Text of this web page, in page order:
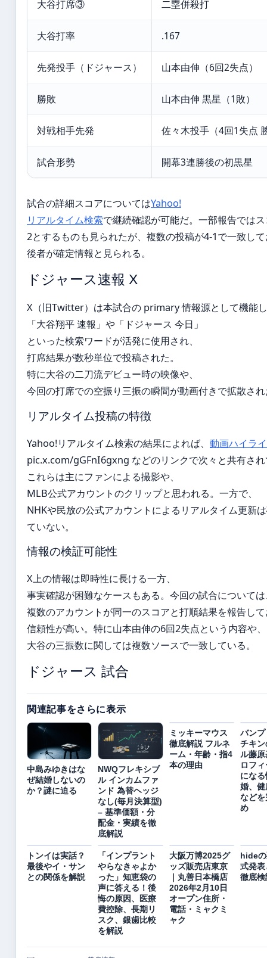
大谷打席③ 二塁併殺打
大谷打率 .167
先発投手（ドジャース） 山本由伸（6回2失点）
勝敗 山本由伸 黒星（1敗）
対戦相手先発 佐々木投手（4回1失点
試合形勢 開幕3連勝後の初黒星
試合の詳細スコアについてはYahoo!
リアルタイム検索で継続確認が可能だ。一部報告では
2とするものも見られたが、複数の投稿が4-1で一致し
後者が確定情報と見られる。
ドジャース速報 X
X（旧Twitter）は本試合の primary 情報源として機能
「大谷翔平 速報」や「ドジャース 今日」
といった検索ワードが活発に使用され、
打席結果が数秒単位で投稿された。
特に大谷の二刀流デビュー時の映像や、
今回の打席での空振り三振の瞬間が動画付きで拡散さ
リアルタイム投稿の特徴
Yahoo!リアルタイム検索の結果によれば、 動画ハイラ
pic.x.com/gGFnI6gxng などのリンクで次々と共有さ
これらは主にファンによる撮影や、
MLB公式アカウントのクリップと思われる。一方で、
NHKや民放の公式アカウントによるリアルタイム更新
ていない。
情報の検証可能性
X上の情報は即時性に長ける一方、
事実確認が困難なケースもある。今回の試合について
複数のアカウントが同一のスコアと打順結果を報告し
信頼性が高い。特に山本由伸の6回2失点という内容や、
大谷の三振数に関しては複数ソースで一致している。
ドジャース 試合
関連記事をさらに表示
中島みゆきはな
ぜ結婚しないの
か？謎に迫る
NWQフレキシブ
ル インカムファ
ンド 為替ヘッジ
なし(毎月決算型)
– 基準価額・分
配金・実績を徹
底解説
ミッキーマウス
徹底解説 フルネ
ーム・年齢・指4
本の理由
バン
チキ
ル藤
ロフ
にな
婚、
など
め
トンイは実話？
最後やイ・サン
との関係を解説
「インプラント
やらなきゃよか
った」知恵袋の
声に答える！後
悔の原因、医療
費控除、長期リ
スク、銀歯比較
を解説
大阪万博2025グ
ッズ販売店東京
｜丸善日本橋店
2026年2月10日
オープン住所・
電話・ミャクミ
ャク
hide
式発
徹底検